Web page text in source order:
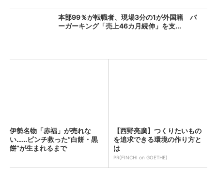
本部99％が転職者、現場3分の1が外国籍 バ
ーガーキング「売上46カ月続伸」を支...
伊勢名物「赤福」が売れな
い……ピンチ救った“白餅・黒
餅”が生まれるまで
【西野亮廣】つくりたいもの
を追求できる環境の作り方と
は
PR(FINCHI on GOETHE)